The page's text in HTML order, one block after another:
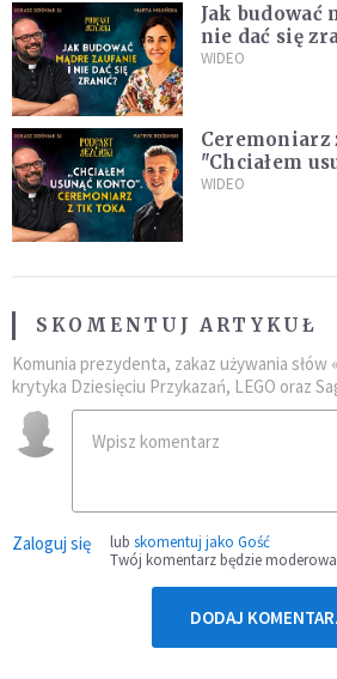
Jak budować
nie dać się
Miłuńska
WIDEO
Ceremoniarz
"Chciałem
Patryk
WIDEO
SKOMENTUJ ARTYKUŁ
Komunia prezydenta, zakaz używania słów
krytyka Dziesięciu Przykazań, LEGO oraz
Zaloguj się lub skomentuj jako Gość
Twój komentarz będzie
DODAJ